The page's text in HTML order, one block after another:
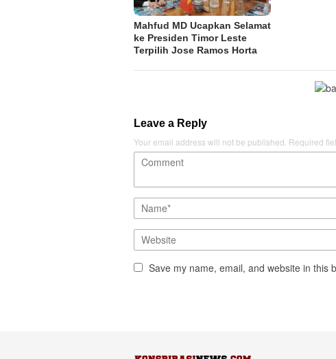
Mahfud MD Ucapkan Selamat
ke Presiden Timor Leste
Terpilih Jose Ramos Horta
Leave a Reply
Your email address will not be published. Required
Save my name, email, and website in this